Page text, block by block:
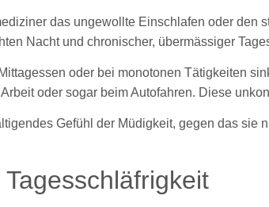
das ungewollte Einschlafen oder
Nacht und chronischer, übermässiger
oder bei monotonen Tätigkeiten
oder sogar beim Autofahren. Diese
Gefühl der Müdigkeit, gegen das